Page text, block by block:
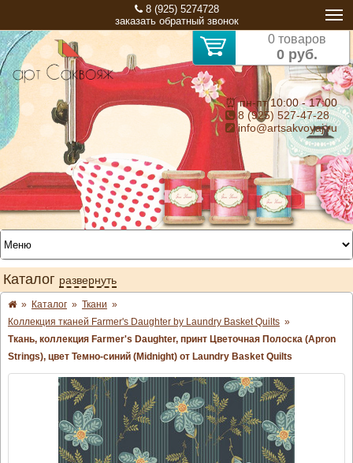
8 (925) 5274728
заказать обратный звонок
0 товаров
0 руб.
⏰ пн-пт 10:00 - 17:00
8 (925) 527-47-28
info@artsakvoyaj.ru
Каталог развернуть
» Каталог » Ткани »
Коллекция тканей Farmer's Daughter by Laundry Basket Quilts »
Ткань, коллекция Farmer's Daughter, принт Цветочная Полоска (Apron
Strings), цвет Темно-синий (Midnight) от Laundry Basket Quilts